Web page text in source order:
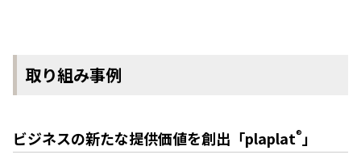
取り組み事例
ビジネスの新たな提供価値を創出「plaplat® 」